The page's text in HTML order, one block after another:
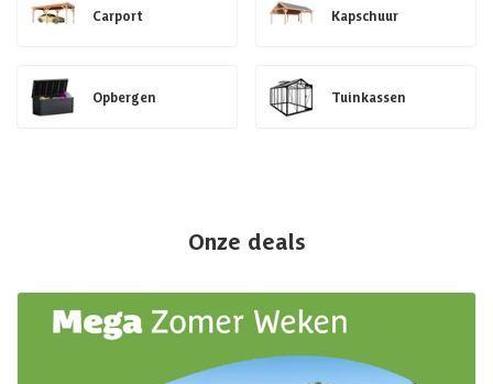
Carport Kapschuur
Opbergen Tuinkassen
Onze deals